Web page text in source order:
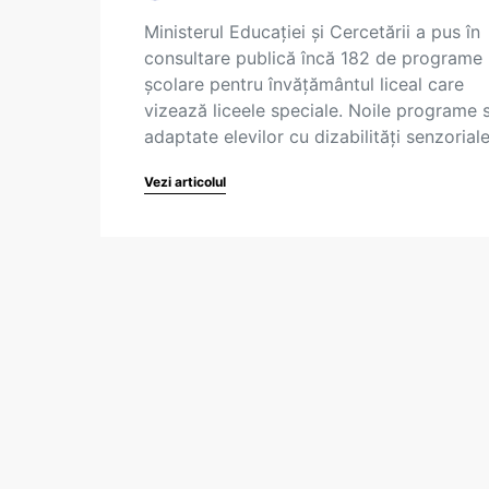
Ministerul Educației și Cercetării a pus în
consultare publică încă 182 de programe
școlare pentru învățământul liceal care
vizează liceele speciale. Noile programe
adaptate elevilor cu dizabilități
Vezi articolul